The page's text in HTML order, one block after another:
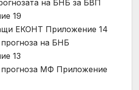
на БНБ за БВП
19
ЕКОНТ Приложение 14
на БНБ
13
МФ Приложение